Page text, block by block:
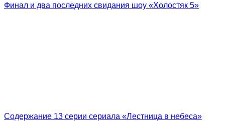
Финал и два последних свидания шоу «Холостяк 5»
Содержание 13 серии сериала «Лестница в небеса»